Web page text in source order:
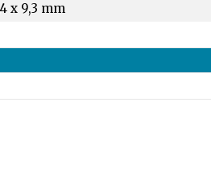
x 9,3 mm